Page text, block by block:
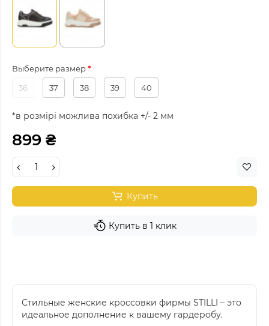
Выберите размер
36
37 38 39 40
*в розмірі можлива похибка +/- 2 мм
899 ₴
Купить
Купить в 1 клик
Стильные женские кроссовки фирмы STILLI – это
идеальное дополнение к вашему гардеробу.